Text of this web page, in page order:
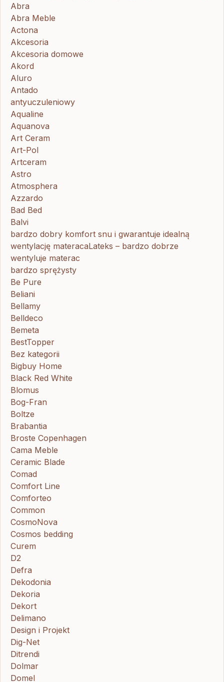
Abra
Abra Meble
Actona
Akcesoria
Akcesoria domowe
Akord
Aluro
Antado
antyuczuleniowy
Aqualine
Aquanova
Art Ceram
Art-Pol
Artceram
Astro
Atmosphera
Azzardo
Bad Bed
Balvi
bardzo dobry komfort snu i gwarantuje idealną
wentylację materacaLateks – bardzo dobrze
wentyluje materac
bardzo sprężysty
Be Pure
Beliani
Bellamy
Belldeco
Bemeta
BestTopper
Bez kategorii
Bigbuy Home
Black Red White
Blomus
Bog-Fran
Boltze
Brabantia
Broste Copenhagen
Cama Meble
Ceramic Blade
Comad
Comfort Line
Comforteo
Common
CosmoNova
Cosmos bedding
Curem
D2
Defra
Dekodonia
Dekoria
Dekort
Delimano
Design i Projekt
Dig-Net
Ditrendi
Dolmar
Domel